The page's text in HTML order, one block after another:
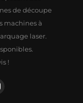
de découpe
machines à
laser.
!